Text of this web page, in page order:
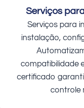
Serviços
Serviços para
instalação,
compatibilidade
certificado
controle